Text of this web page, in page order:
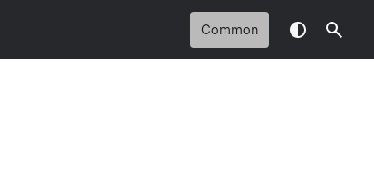
Common